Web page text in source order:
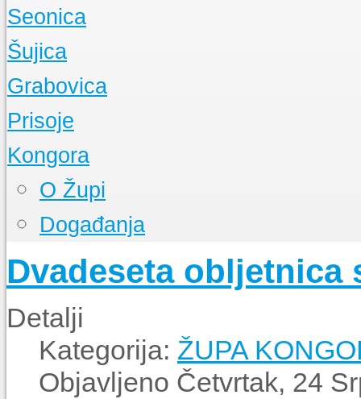
O Župi
Događanja
Seonica
O Župi
Događanja
Šujica
O Župi
Događanja
Grabovica
O Župi
Događanja
Prisoje
Događanja
Kongora
O Župi
Događanja
Dvadeseta obljetnica
Detalji
Kategorija: ŽUPA
Objavljeno Četvrtak, 24